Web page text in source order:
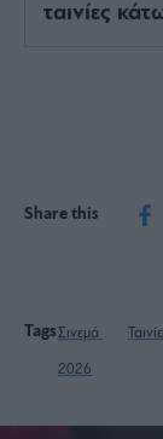
ταινίες
Share this
TagsΣινεμά
2026